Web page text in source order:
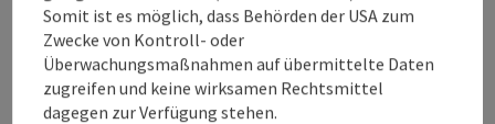
PDF erstellen
powered byTOURDATA Änderung vorschlagen
Somit ist es möglich, dass Behörden der USA zum
Zwecke von Kontroll- oder
Überwachungsmaßnahmen auf übermittelte Daten
zugreifen und keine wirksamen Rechtsmittel
dagegen zur Verfügung stehen.